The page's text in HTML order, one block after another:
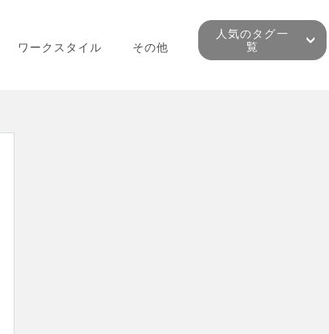
ワークスタイル その他
人気のタグ一
覧